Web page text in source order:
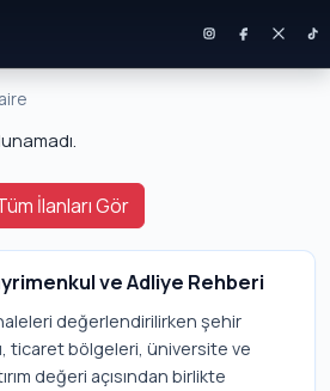
İlanları Gör
ve Adliye Rehberi
değerlendirilirken şehir
ticaret bölgeleri, üniversite ve
değeri açısından birlikte